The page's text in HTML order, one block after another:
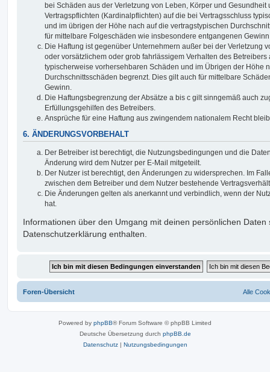
bei Schäden aus der Verletzung von Leben, Körper und
Vertragspflichten (Kardinalpflichten) auf die bei Vertragsschluss
und im übrigen der Höhe nach auf die vertragstypischen
für mittelbare Folgeschäden wie insbesondere entgangenen
Die Haftung ist gegenüber Unternehmern außer bei der Verletzung
oder vorsätzlichem oder grob fahrlässigem Verhalten des Betreibers
typischerweise vorhersehbaren Schäden und im Übrigen der Höhe
Durchschnittsschäden begrenzt. Dies gilt auch für mittelbare
Gewinn.
Die Haftungsbegrenzung der Absätze a bis c gilt sinngemäß auch
Erfüllungsgehilfen des Betreibers.
Ansprüche für eine Haftung aus zwingendem nationalem Recht
6. ÄNDERUNGSVORBEHALT
Der Betreiber ist berechtigt, die Nutzungsbedingungen und die
Änderung wird dem Nutzer per E-Mail mitgeteilt.
Der Nutzer ist berechtigt, den Änderungen zu widersprechen. Im
zwischen dem Betreiber und dem Nutzer bestehende
Die Änderungen gelten als anerkannt und verbindlich, wenn der
hat.
Informationen über den Umgang mit deinen persönlichen Daten
Datenschutzerklärung enthalten.
Foren-Übersicht Alle
Powered by phpBB® Forum Software © phpBB Limited
Deutsche Übersetzung durch phpBB.de
Datenschutz| Nutzungsbedingungen